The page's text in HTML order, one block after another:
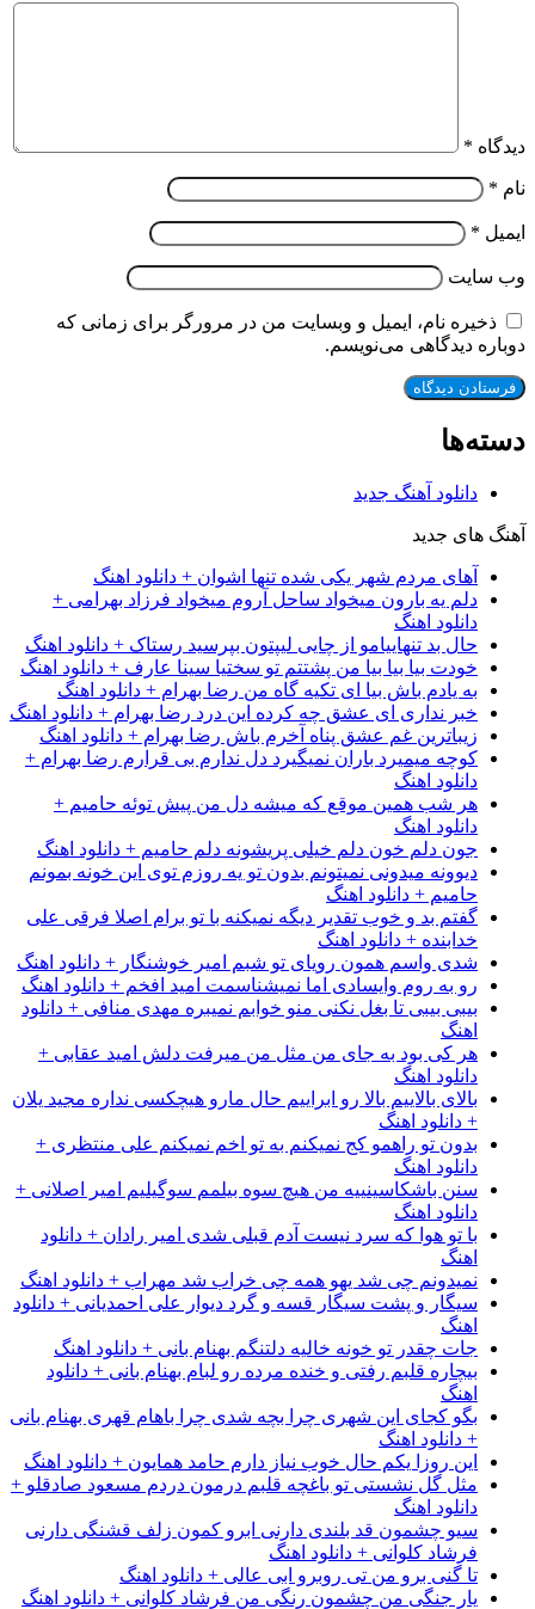
دیدگاه *
نام *
ایمیل *
وب‌ سایت
ذخیره نام، ایمیل و وبسایت من در مرورگر برای زمانی که
دوباره دیدگاهی می‌نویسم.
دسته‌ها
دانلود آهنگ جدید
آهنگ های جدید
آهای مردم شهر یکی شده تنها اشوان + دانلود اهنگ
دلم یه بارون میخواد ساحل آروم میخواد فرزاد بهرامی +
دانلود اهنگ
حال بد تنهاییامو از چایی لیپتون بپرسید رستاک + دانلود اهنگ
خودت بیا بیا بیا من پشتتم تو سختیا سینا عارف + دانلود اهنگ
به یادم باش بیا ای تکیه گاه من رضا بهرام + دانلود اهنگ
خبر نداری ای عشق چه کرده این درد رضا بهرام + دانلود اهنگ
زیباترین غم عشق پناه آخرم باش رضا بهرام + دانلود اهنگ
کوچه میمیرد باران نمیگیرد دل ندارم بی قرارم رضا بهرام +
دانلود اهنگ
هر شب همین موقع که میشه دل من پیش توئه حامیم +
دانلود اهنگ
جون دلم خون دلم خیلی پریشونه دلم حامیم + دانلود اهنگ
دیوونه میدونی نمیتونم بدون تو یه روزم توی این خونه بمونم
حامیم + دانلود اهنگ
گفتم بد و خوب تقدیر دیگه نمیکنه با تو برام اصلا فرقی علی
خدابنده + دانلود اهنگ
شدی واسم همون رویای تو شبم امیر خوشنگار + دانلود اهنگ
رو به روم وایسادی اما نمیشناسمت امید افخم + دانلود اهنگ
بیبی بیبی تا بغل نکنی منو خوابم نمیبره مهدی منافی + دانلود
اهنگ
هر کی بود به جای من مثل من میرفت دلش امید عقابی +
دانلود اهنگ
بالای بالاییم بالا رو ابراییم حال مارو هیچکسی نداره مجید یلان
+ دانلود اهنگ
بدون تو راهمو کج نمیکنم به تو اخم نمیکنم علی منتظری +
دانلود اهنگ
سنن باشکاسینییه من هیچ سوه بیلمم سوگیلیم امیر اصلانی +
دانلود اهنگ
با تو هوا که سرد نیست آدم قبلی شدی امیر رادان + دانلود
اهنگ
نمیدونم چی شد یهو همه چی خراب شد مهراب + دانلود اهنگ
سیگار و پشت سیگار قسه و گرد دیوار علی احمدیانی + دانلود
اهنگ
جات چقدر تو خونه خالیه دلتنگم بهنام بانی + دانلود اهنگ
بیچاره قلبم رفتی و خنده مرده رو لبام بهنام بانی + دانلود
اهنگ
بگو کجای این شهری چرا بچه شدی چرا باهام قهری بهنام بانی
+ دانلود اهنگ
این روزا یکم حال خوب نیاز دارم حامد همایون + دانلود اهنگ
مثل گل نشستی تو باغچه قلبم درمون دردم مسعود صادقلو +
دانلود اهنگ
سیو چشمون قد بلندی دارنی ابرو کمون زلف قشنگی دارنی
فرشاد کلوانی + دانلود اهنگ
تا گنی برو من تی روبرو ابی عالی + دانلود اهنگ
یار جنگی من چشمون رنگی من فرشاد کلوانی + دانلود اهنگ